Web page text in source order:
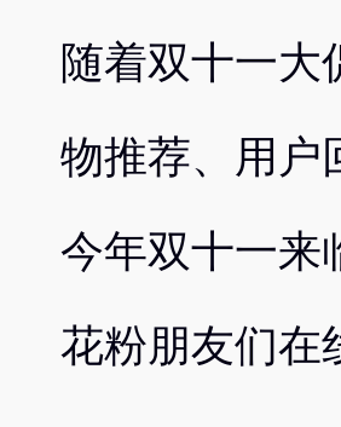
随着双十一大
物推荐、用户
今年双十一来
花粉朋友们在